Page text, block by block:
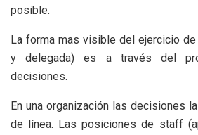
posible.
La forma mas visible del ejercicio
y delegada) es a través del
decisiones.
En una organización las decisiones
de línea. Las posiciones de staff